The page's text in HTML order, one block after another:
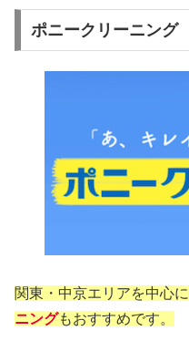
ポニークリーニング
関東・中京エリアを中心
ニングもおすすめです。